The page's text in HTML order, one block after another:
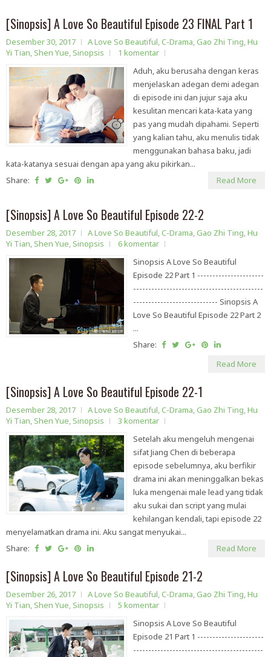
[Sinopsis] A Love So Beautiful Episode 23 FINAL Part 1
Desember 30, 2017 A Love So Beautiful,C-Drama,Gao Zhi Ting,Hu
Yi Tian, Shen Yue, Sinopsis
1 komentar
Aduh, aku berusaha dengan keras
menjelaskan adegan demi adegan
di episode ini dan jujur saja aku
kesulitan mencari kata-kata yang
pas yang mudah dipahami. Seperti
yang kalian tahu, aku menulis tidak
menggunakan bahasa baku, jadi
kata-katanya sesuai dengan apa yang aku pikirkan...
Share:
Read More
[Sinopsis] A Love So Beautiful Episode 22-2
Desember 28, 2017 A Love So Beautiful,C-Drama,Gao Zhi Ting,Hu
Yi Tian, Shen Yue, Sinopsis
6 komentar
Sinopsis A Love So Beautiful
Episode 22 Part 1 ----------------------
-------------------------------------------
---------------------------- Sinopsis A
Love So Beautiful Episode 22 Part 2
...
Share:
Read More
[Sinopsis] A Love So Beautiful Episode 22-1
Desember 28, 2017 A Love So Beautiful,C-Drama,Gao Zhi Ting,Hu
Yi Tian, Shen Yue, Sinopsis
3 komentar
Setelah aku mengeluh mengenai
sifat Jiang Chen di beberapa
episode sebelumnya, aku berfikir
drama ini akan meninggalkan bekas
luka mengenai male lead yang tidak
aku sukai dan script yang mulai
kehilangan kendali, tapi episode 22
menyelamatkan drama ini. Aku sangat menyukai...
Share:
Read More
[Sinopsis] A Love So Beautiful Episode 21-2
Desember 26, 2017 A Love So Beautiful,C-Drama,Gao Zhi Ting,Hu
Yi Tian, Shen Yue, Sinopsis
5 komentar
Sinopsis A Love So Beautiful
Episode 21 Part 1 ----------------------
-------------------------------------------